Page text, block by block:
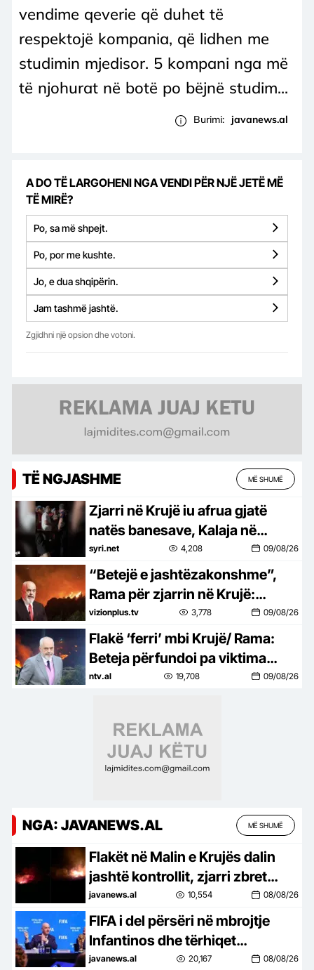
vendime qeverie që duhet të
respektojë kompania, që lidhen me
studimin mjedisor. 5 kompani nga më
të njohurat në botë po bëjnë studim...
Burimi: javanews.al
A DO TË LARGOHENI NGA VENDI PËR NJË JETË MË
TË MIRË?
Po, sa më shpejt.
Po, por me kushte.
Jo, e dua shqipërin.
Jam tashmë jashtë.
Zgjidhni një opsion dhe votoni.
TË NGJASHME MË SHUMË
Zjarri në Krujë iu afrua gjatë
natës banesave, Kalaja në
terren: Banorët në ankth, po
luftojnë me flakët
syri.net 4,208 09/08/26
“Betejë e jashtëzakonshme”,
Rama për zjarrin në Krujë:
Bilanci mund të kishte qenë
tragjik, siç po ndodh në vende të
tjera të Europës
vizionplus.tv 3,778 09/08/26
Flakë ‘ferri’ mbi Krujë/ Rama:
Beteja përfundoi pa viktima…
ntv.al 19,708 09/08/26
NGA: JAVANEWS.AL MË SHUMË
Flakët në Malin e Krujës dalin
jashtë kontrollit, zjarri zbret
drejt zonave të banuara
javanews.al 10,554 08/08/26
FIFA i del përsëri në mbrojtje
Infantinos dhe tërhiqet
përfundimisht nga shitja e
javanews.al 20,167 08/08/26